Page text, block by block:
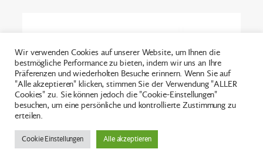
Wir verwenden Cookies auf unserer Website, um Ihnen die
bestmögliche Performance zu bieten, indem wir uns an Ihre
Präferenzen und wiederholten Besuche erinnern. Wenn Sie auf
"Alle akzeptieren" klicken, stimmen Sie der Verwendung "ALLER
Cookies" zu. Sie können jedoch die "Cookie-Einstellungen"
besuchen, um eine persönliche und kontrollierte Zustimmung zu
erteilen.
Cookie Einstellungen Alle akzeptieren